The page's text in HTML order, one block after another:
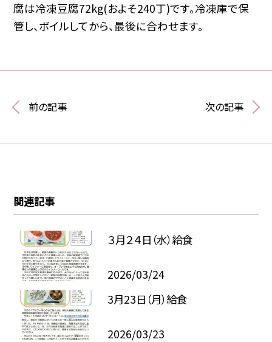
腐は冷凍豆腐72kg(およそ240丁)です。冷凍庫で保
管し、ボイルしてから、最後に合わせます。
前の記事 次の記事
関連記事
３月２４日（水）給食
2026/03/24
3月23日（月）給食
2026/03/23